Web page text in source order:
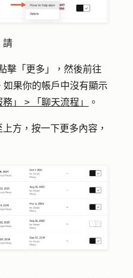
請
擊 「更多」
，然後前往
如果你的帳戶中沒有顯示
務」 > 「聊天流程」 。
上方，按一下更多內容，